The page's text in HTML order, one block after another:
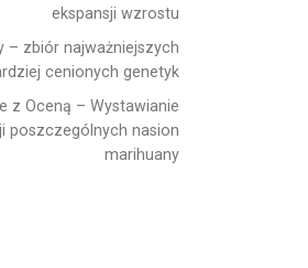
ekspansji wzrostu
– zbiór najważniejszych
cenionych genetyk
z Oceną – Wystawianie
poszczególnych nasion
marihuany